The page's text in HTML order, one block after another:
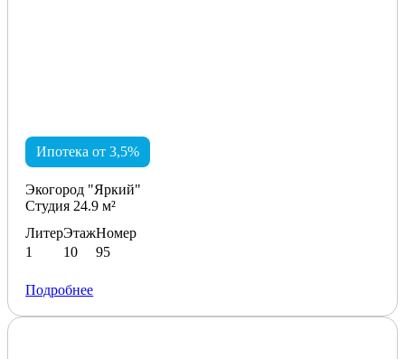
Ипотека от 3,5%
Экогород "Яркий"
Студия 24.9 м²
Литер
1
Этаж
10
Номер
95
Подробнее